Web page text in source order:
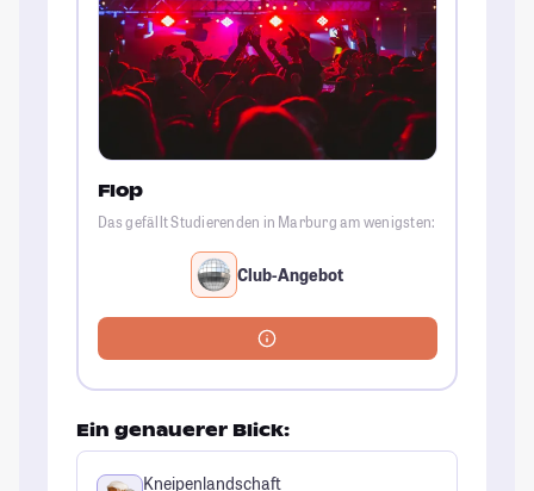
Flop
Das gefällt Studierenden in Marburg am wenigsten:
Club-Angebot
Ein genauerer Blick:
Kneipenlandschaft